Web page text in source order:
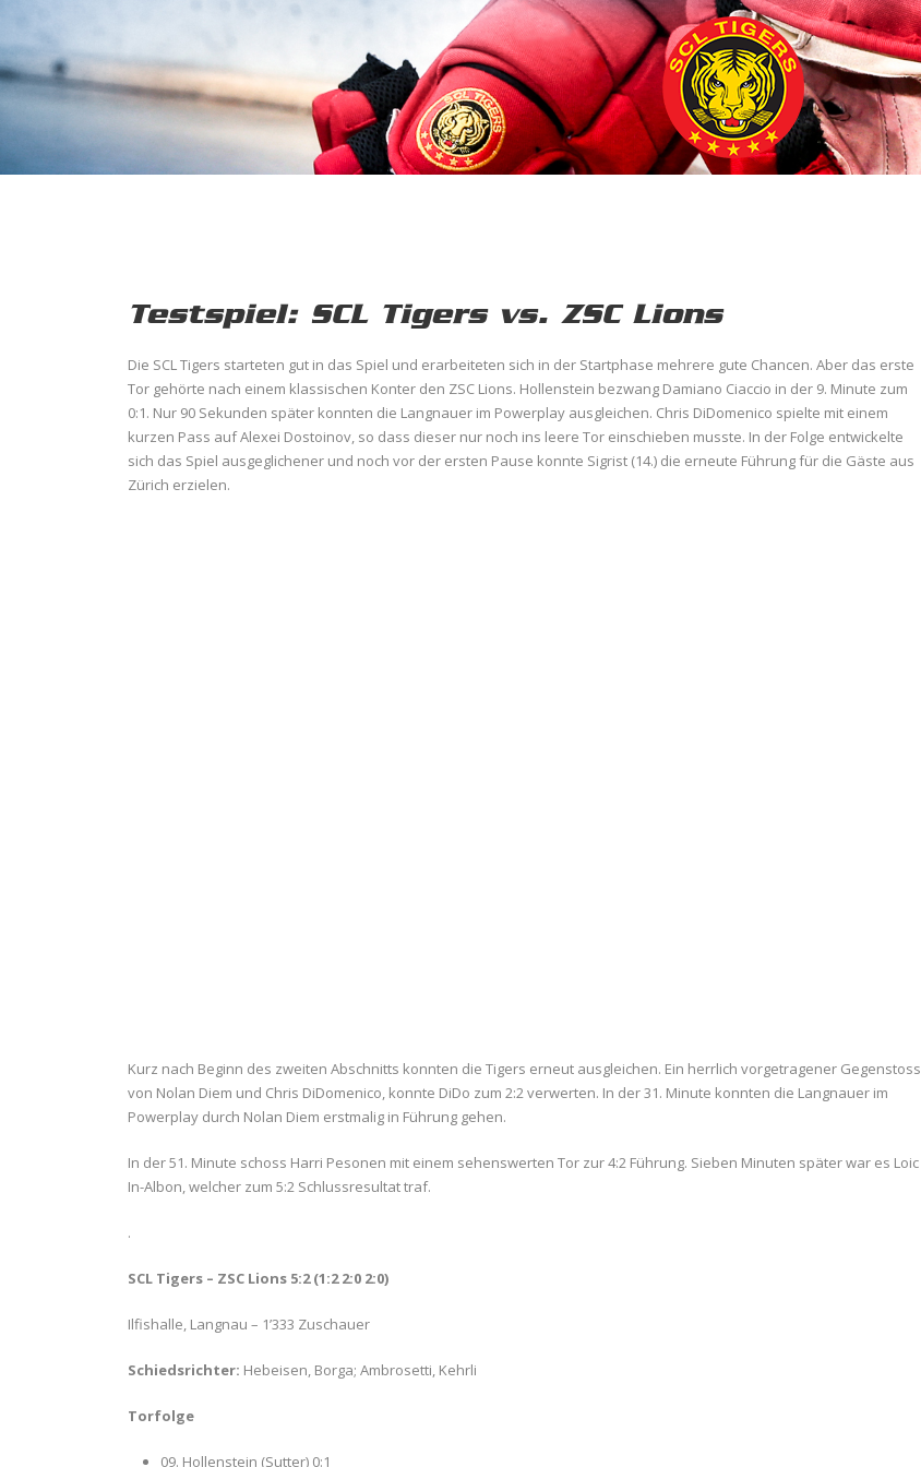
Testspiel: SCL Tigers vs. ZSC Lions
Die SCL Tigers starteten gut in das Spiel und erarbeiteten sich in der Startphase mehrere gute Chancen. Aber das erste
Tor gehörte nach einem klassischen Konter den ZSC Lions. Hollenstein bezwang Damiano Ciaccio in der 9. Minute zum
0:1. Nur 90 Sekunden später konnten die Langnauer im Powerplay ausgleichen. Chris DiDomenico spielte mit einem
kurzen Pass auf Alexei Dostoinov, so dass dieser nur noch ins leere Tor einschieben musste. In der Folge entwickelte
sich das Spiel ausgeglichener und noch vor der ersten Pause konnte Sigrist (14.) die erneute Führung für die Gäste aus
Zürich erzielen.
Kurz nach Beginn des zweiten Abschnitts konnten die Tigers erneut ausgleichen. Ein herrlich vorgetragener Gegenstoss
von Nolan Diem und Chris DiDomenico, konnte DiDo zum 2:2 verwerten. In der 31. Minute konnten die Langnauer im
Powerplay durch Nolan Diem erstmalig in Führung gehen.
In der 51. Minute schoss Harri Pesonen mit einem sehenswerten Tor zur 4:2 Führung. Sieben Minuten später war es Loic
In-Albon, welcher zum 5:2 Schlussresultat traf.
.
SCL Tigers – ZSC Lions 5:2 (1:2 2:0 2:0)
Ilfishalle, Langnau – 1’333 Zuschauer
Schiedsrichter: Hebeisen, Borga; Ambrosetti, Kehrli
Torfolge
09. Hollenstein (Sutter) 0:1